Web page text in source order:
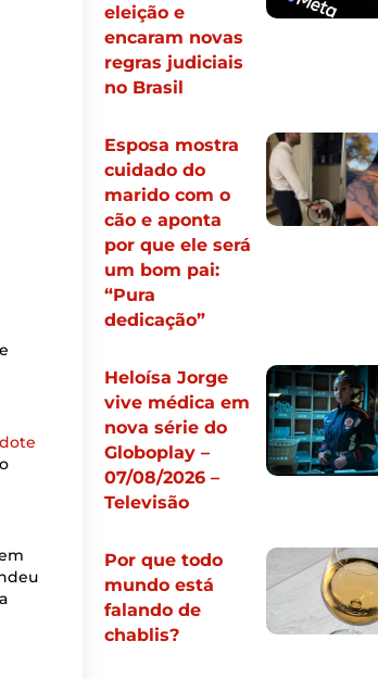
eleição e
encaram novas
regras judiciais
no Brasil
Esposa mostra
cuidado do
marido com o
cão e aponta
por que ele será
um bom pai:
“Pura
dedicação”
Heloísa Jorge
vive médica em
nova série do
Globoplay –
07/08/2026 –
Televisão
Por que todo
mundo está
falando de
chablis?